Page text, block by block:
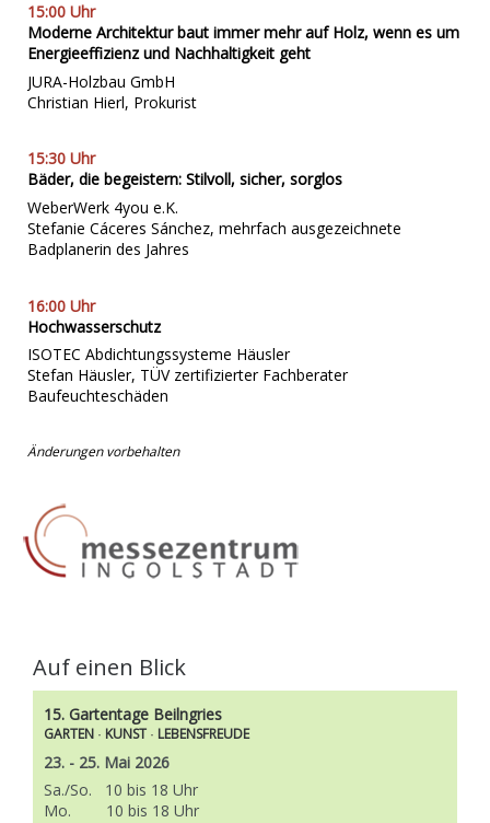
15:00 Uhr
Moderne Architektur baut immer mehr auf Holz, wenn es um
Energieeffizienz und Nachhaltigkeit geht
JURA-Holzbau GmbH
Christian Hierl, Prokurist
15:30 Uhr
Bäder, die begeistern: Stilvoll, sicher, sorglos
WeberWerk 4you e.K.
Stefanie Cáceres Sánchez, mehrfach ausgezeichnete
Badplanerin des Jahres
16:00 Uhr
Hochwasserschutz
ISOTEC Abdichtungssysteme Häusler
Stefan Häusler, TÜV zertifizierter Fachberater
Baufeuchteschäden
Änderungen vorbehalten
Auf einen Blick
15. Gartentage Beilngries
GARTEN · KUNST · LEBENSFREUDE
23. - 25. Mai 2026
Sa./So. 10 bis 18 Uhr
Mo. 10 bis 18 Uhr